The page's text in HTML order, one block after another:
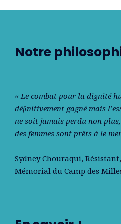
Notre
« Le combat pour la dignité
déﬁnitivement gagné mais
ne soit jamais perdu non
des femmes sont prêts à le
Sydney Chouraqui,
Mémorial du Camp des